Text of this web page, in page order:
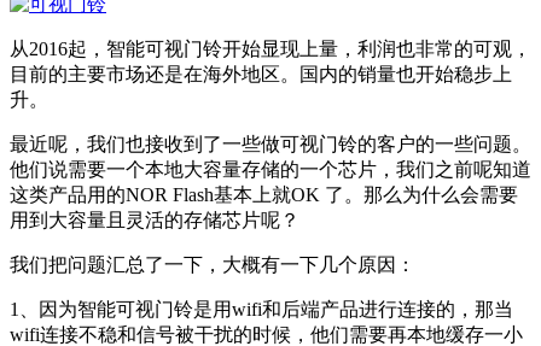
从2016起，智能可视门铃开始显现上量，利润也非常的可观，
目前的主要市场还是在海外地区。国内的销量也开始稳步上
升。
最近呢，我们也接收到了一些做可视门铃的客户的一些问题。
他们说需要一个本地大容量存储的一个芯片，我们之前呢知道
这类产品用的NOR Flash基本上就OK 了。那么为什么会需要
用到大容量且灵活的存储芯片呢？
我们把问题汇总了一下，大概有一下几个原因：
1、因为智能可视门铃是用wifi和后端产品进行连接的，那当
wifi连接不稳和信号被干扰的时候，他们需要再本地缓存一小